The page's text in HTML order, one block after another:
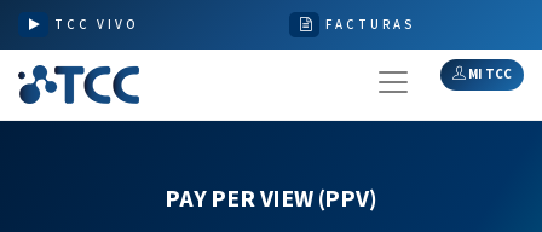
TCC VIVO FACTURAS
MI TCC
PAY PER VIEW (PPV)